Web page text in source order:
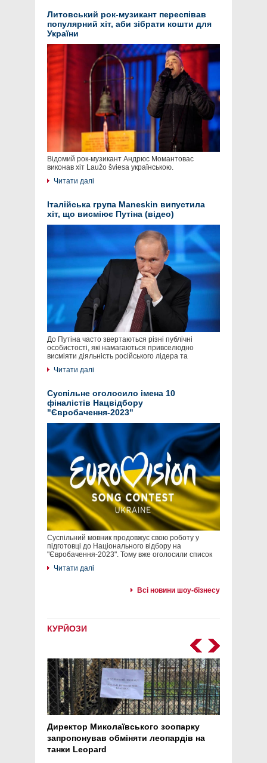
Литовський рок-музикант переспівав
популярний хіт, аби зібрати кошти для
України
Відомий рок-музикант Андрюс Момантовас
виконав хіт Laužo šviesa українською.
Читати далі
Італійська група Maneskin випустила
хіт, що висміює Путіна (відео)
До Путіна часто звертаються різні публічні
особистості, які намагаються привселюдно
висміяти діяльність російського лідера та
Читати далі
Суспільне оголосило імена 10
фіналістів Нацвідбору
"Євробачення-2023"
Суспільний мовник продовжує свою роботу у
підготовці до Національного відбору на
"Євробачення-2023". Тому вже оголосили список
Читати далі
Всі новини шоу-бізнесу
КУРЙОЗИ
Директор Миколаївського зоопарку
запропонував обміняти леопардів на
танки Leopard